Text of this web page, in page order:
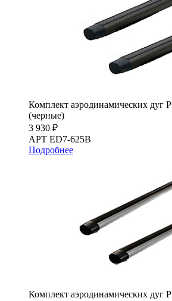
Комплект аэродинамических дуг
(черные)
3 930 ₽
АРТ ED7-625B
Подробнее
Комплект аэродинамических дуг